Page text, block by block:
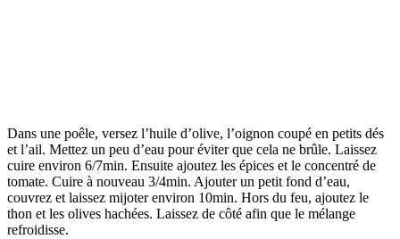
Dans une poêle, versez l’huile d’olive, l’oignon coupé en petits dés
et l’ail. Mettez un peu d’eau pour éviter que cela ne brûle. Laissez
cuire environ 6/7min. Ensuite ajoutez les épices et le concentré de
tomate. Cuire à nouveau 3/4min. Ajouter un petit fond d’eau,
couvrez et laissez mijoter environ 10min. Hors du feu, ajoutez le
thon et les olives hachées. Laissez de côté afin que le mélange
refroidisse.